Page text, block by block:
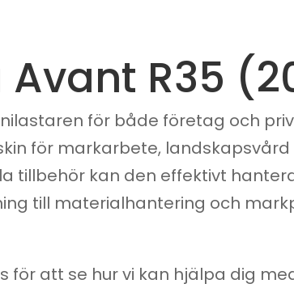
R35
för både företag och
för markarbete,
tillbehör kan den effektivt
till materialhantering och
för att se hur vi kan hjälpa dig